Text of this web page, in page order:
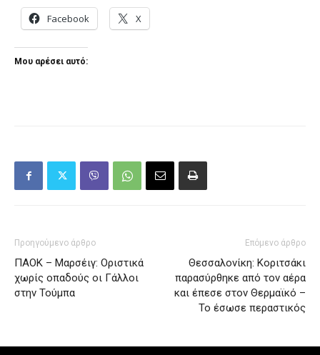
Facebook X
Μου αρέσει αυτό:
Προηγούμενο άρθρο
ΠΑΟΚ – Μαρσέιγ: Οριστικά
χωρίς οπαδούς οι Γάλλοι
στην Τούμπα
Επόμενο άρθρο
Θεσσαλονίκη: Κοριτσάκι
παρασύρθηκε από τον αέρα
και έπεσε στον Θερμαϊκό –
Το έσωσε περαστικός